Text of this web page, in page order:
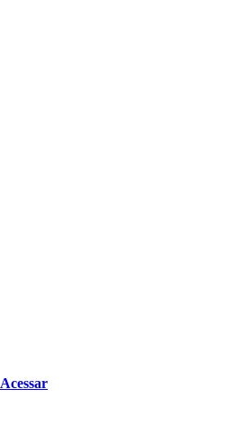
Acessar